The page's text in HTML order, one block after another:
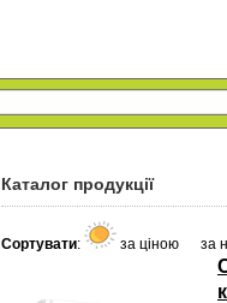
Каталог продукції
Сортувати: за ціною за